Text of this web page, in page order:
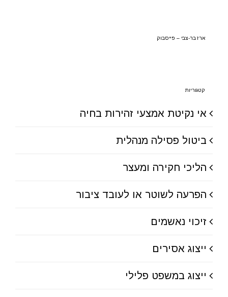
ארז בר-צבי – פייסבוק
קטגוריות
אי נקיטת אמצעי זהירות בחיה
ביטול פסילה מנהלית
הליכי חקירה ומעצר
הפרעה לשוטר או לעובד ציבור
זיכוי נאשמים
ייצוג אסירים
ייצוג במשפט פלילי